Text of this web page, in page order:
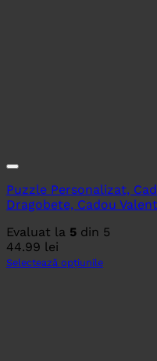
Puzzle Personalizat,
Dragobete, Cadou
Evaluat la 5 din 5
44.99 lei
Selectează opțiunile